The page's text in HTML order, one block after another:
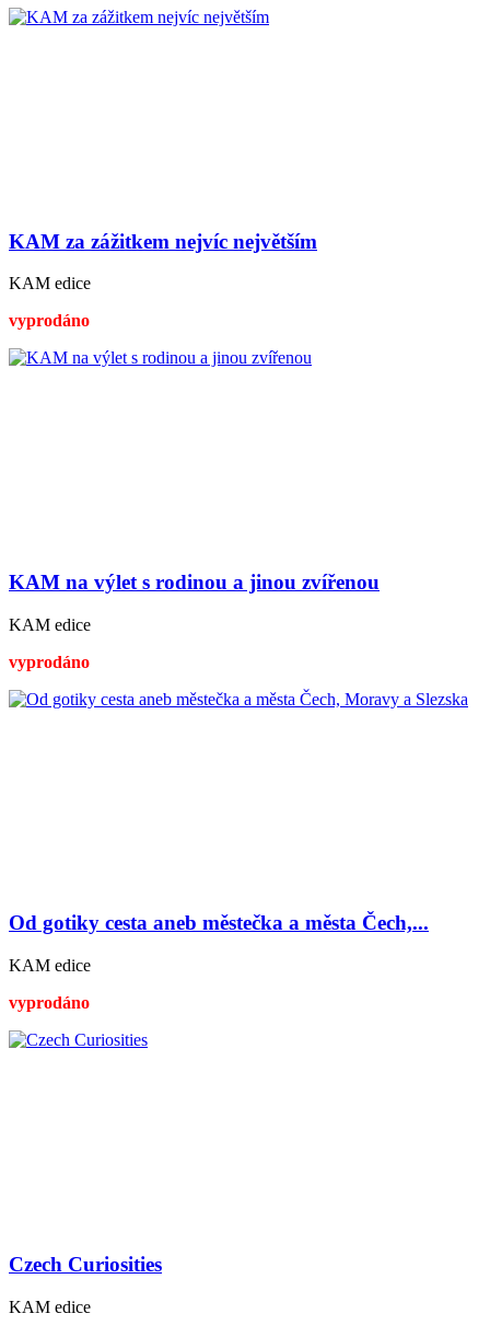
KAM za zážitkem nejvíc největším
KAM edice
vyprodáno
KAM na výlet s rodinou a jinou zvířenou
KAM edice
vyprodáno
Od gotiky cesta aneb městečka a města Čech,...
KAM edice
vyprodáno
Czech Curiosities
KAM edice